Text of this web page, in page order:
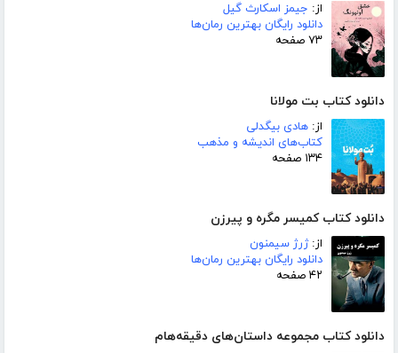
از: جیمز اسکارث گیل
دانلود رایگان بهترین رمان‌ها
۷۳ صفحه
دانلود کتاب بت مولانا
از: هادی بیگدلی
کتاب‌های اندیشه و مذهب
۱۳۴ صفحه
دانلود کتاب کمیسر مگره و پیرزن
از:ژرژ سیمنون
دانلود رایگان بهترین رمان‌ها
۴۲ صفحه
دانلود کتاب مجموعه داستان‌های دقیقه‌هام